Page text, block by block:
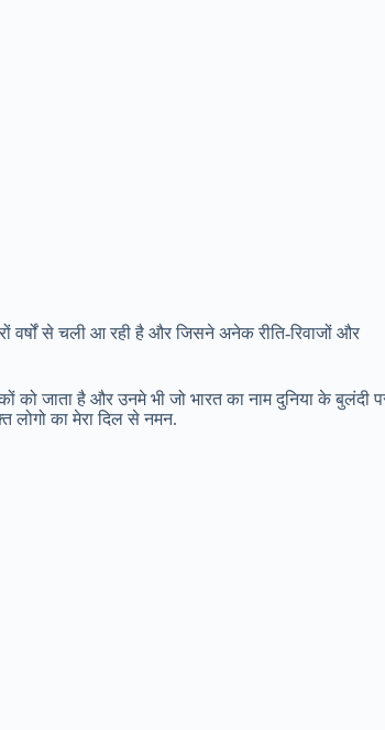
वर्षों से चली आ रही है और जिसने अनेक रीति-रिवाजों और
को जाता है और उनमे भी जो भारत का नाम दुनिया के बुलंदी
का मेरा दिल से नमन.